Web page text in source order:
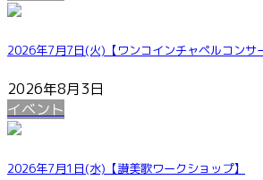
2026年7月7日(火)【ワンコインチャペルコン
2026年8月3日
イベント
2026年7月1日(水)【讃美歌ワークショップ】